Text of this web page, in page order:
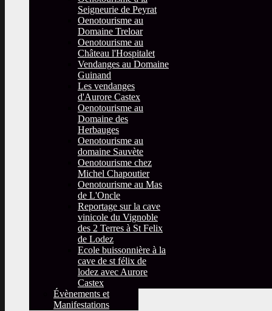
Seigneurie de Peyrat
Oenotourisme au
Domaine Treloar
Oenotourisme au
Château l'Hospitalet
Vendanges au Domaine
Guinand
Les vendanges
d'Aurore Castex
Oenotourisme au
Domaine des
Herbauges
Oenotourisme au
domaine Sauvète
Oenotourisme chez
Michel Chapoutier
Oenotourisme au Mas
de L'Oncle
Reportage sur la cave
vinicole du Vignoble
des 2 Terres à St Felix
de Lodez
Ecole buissonnière à la
cave de st félix de
lodez avec Aurore
Castex
Évènements et
Manifestations